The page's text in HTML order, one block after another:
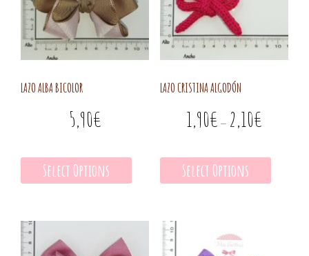
LAZO ALBA BICOLOR
5,90€
Select Options
LAZO CRISTINA ALGODÓN
1,90€ – 2,10€
Select Options